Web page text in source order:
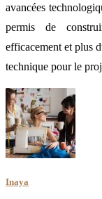
avancées
permis de
efficacement et plus
technique pour le
Inaya